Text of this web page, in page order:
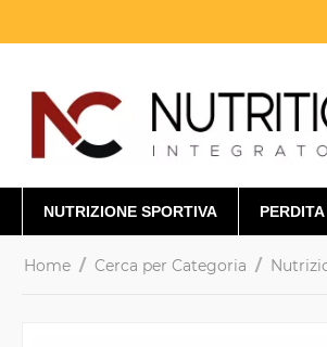
NUTRIZIONE SPORTIVA
Home / Cerca per Categoria /